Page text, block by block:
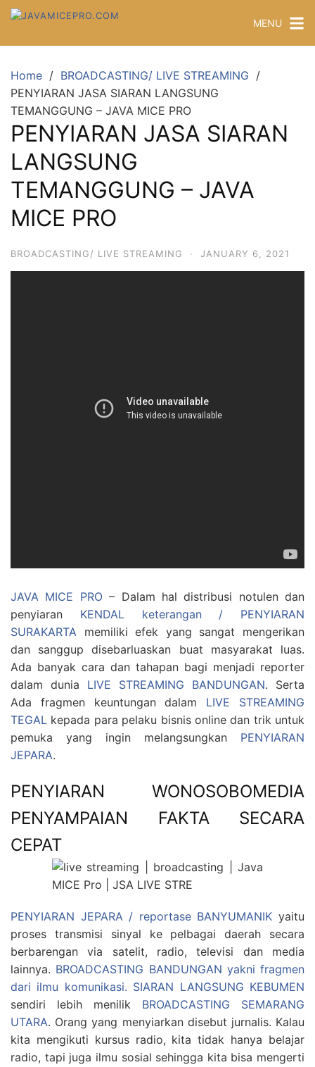
MENU
Home
BROADCASTING/ LIVE STREAMING
PENYIARAN JASA SIARAN LANGSUNG
TEMANGGUNG – JAVA MICE PRO
PENYIARAN JASA SIARAN
LANGSUNG
TEMANGGUNG – JAVA
MICE PRO
BROADCASTING/ LIVE STREAMING · JANUARY 6, 2021
JAVA MICE PRO– Dalam hal distribusi notulen dan
penyiaran KENDAL keterangan / PENYIARAN
SURAKARTA memiliki efek yang sangat mengerikan
dan sanggup disebarluaskan buat masyarakat luas.
Ada banyak cara dan tahapan bagi menjadi reporter
dalam dunia LIVE STREAMING BANDUNGAN. Serta
Ada fragmen keuntungan dalam LIVE STREAMING
TEGAL kepada para pelaku bisnis online dan trik untuk
pemuka yang ingin melangsungkan PENYIARAN
JEPARA.
PENYIARAN WONOSOBOMEDIA
PENYAMPAIAN FAKTA SECARA
CEPAT
PENYIARAN JEPARA / reportase BANYUMANIK yaitu
proses transmisi sinyal ke pelbagai daerah secara
berbarengan via satelit, radio, televisi dan media
lainnya. BROADCASTING BANDUNGAN yakni fragmen
dari ilmu komunikasi. SIARAN LANGSUNG KEBUMEN
sendiri lebih menilik BROADCASTING SEMARANG
UTARA. Orang yang menyiarkan disebut jurnalis. Kalau
kita mengikuti kursus radio, kita tidak hanya belajar
radio, tapi juga ilmu sosial sehingga kita bisa mengerti